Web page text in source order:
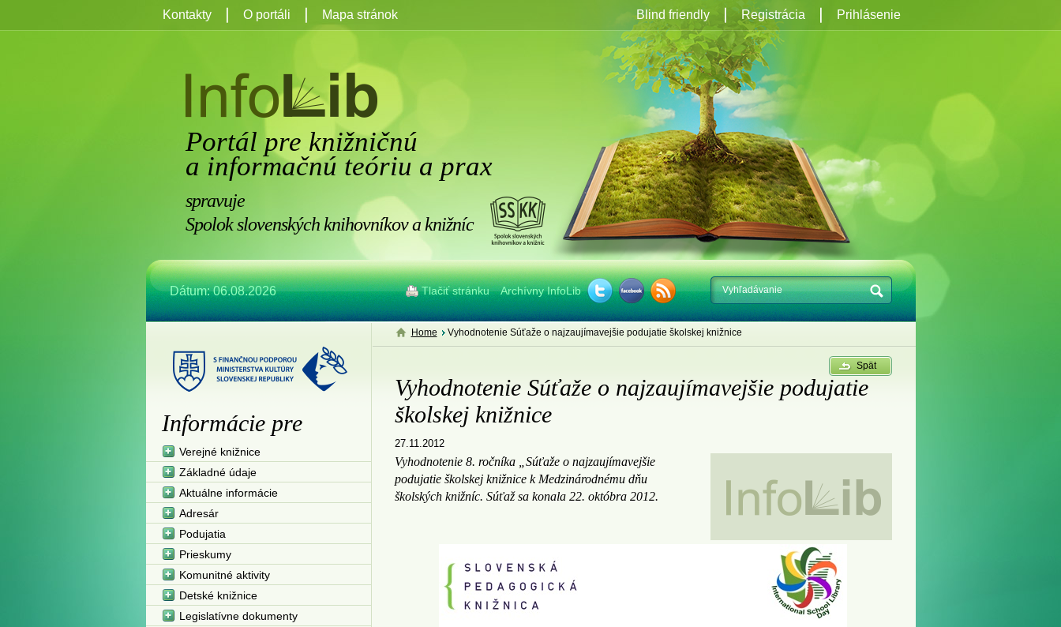
Portál pre knižničnú
a informačnú teóriu a prax
spravuje
Spolok slovenských knihovníkov a knižníc
Dátum: 06.08.2026 Tlačiť stránku Archívny InfoLib
Kontakty O portáli Mapa stránok Registrácia Prihlásenie
Blind friendly
Home Vyhodnotenie Súťaže o najzaujímavejšie podujatie školskej knižnice
Spät
Vyhodnotenie Súťaže o najzaujímavejšie podujatie
školskej knižnice
27.11.2012
Vyhodnotenie 8. ročníka „Súťaže o najzaujímavejšie
podujatie školskej knižnice k Medzinárodnému dňu
školských knižníc. Súťaž sa konala 22. októbra 2012.
Informácie pre
Verejné knižnice
Základné údaje
Aktuálne informácie
Adresár
Podujatia
Prieskumy
Komunitné aktivity
Detské knižnice
Legislatívne dokumenty